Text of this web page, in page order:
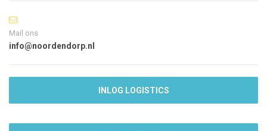
Mail ons
info@noordendorp.nl
INLOG LOGISTICS